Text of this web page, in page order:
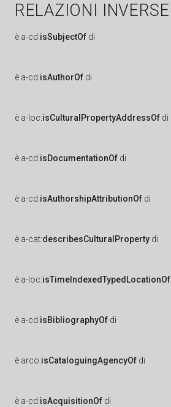
RELAZIONI INVERSE
è a-cd:isSubjectOf di
è a-cd:isAuthorOf di
è a-loc:isCulturalPropertyAddressOf di
è a-cd:isDocumentationOf di
è a-cd:isAuthorshipAttributionOf di
è a-cat:describesCulturalProperty di
è a-loc:isTimeIndexedTypedLocationOf
è a-cd:isBibliographyOf di
è arco:isCataloguingAgencyOf di
è a-cd:isAcquisitionOf di